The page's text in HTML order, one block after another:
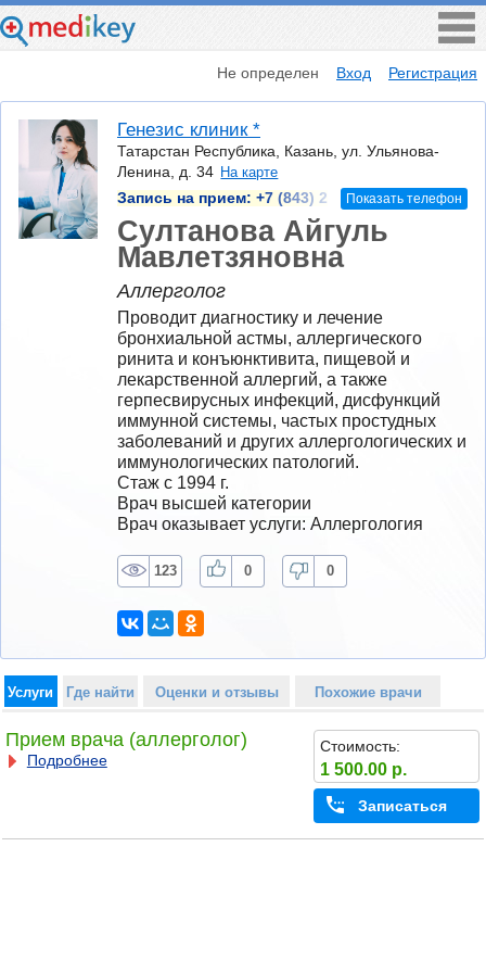
Не определен Вход Регистрация
Генезис клиник *
Татарстан Республика, Казань, ул. Ульянова-
Ленина, д. 34 На карте
Запись на прием: +7 (843) 2 Показать телефон
Султанова Айгуль
Мавлетзяновна
Аллерголог
Проводит диагностику и лечение
бронхиальной астмы, аллергического
ринита и конъюнктивита, пищевой и
лекарственной аллергий, а также
герпесвирусных инфекций, дисфункций
иммунной системы, частых простудных
заболеваний и других аллергологических и
иммунологических патологий.
Стаж с 1994 г.
Врач высшей категории
Врач оказывает услуги: Аллергология
123 0 0
Услуги Где найти Оценки и отзывы Похожие врачи
Прием врача (аллерголог)
Подробнее
Стоимость:
1 500.00 р.
Записаться